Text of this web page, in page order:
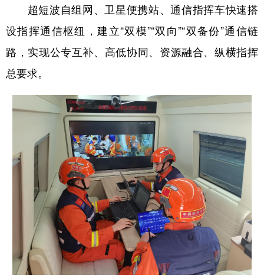
超短波自组网、卫星便携站、通信指挥车快速搭
设指挥通信枢纽，建立“双模”“双向”“双备份”通信链
路，实现公专互补、高低协同、资源融合、纵横指挥
总要求。